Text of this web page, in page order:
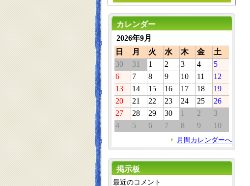
カレンダー
2026年9月
日
月 火 水 木 金
土
30
31 1 2 3 4
5
6
7 8 9 10 11
12
13
14 15 16 17 18
19
20
21 22 23 24 25
26
27
28 29 30 1 2
3
4
5 6 7 8 9 10
月間カレンダーへ
掲示板
最近のコメント